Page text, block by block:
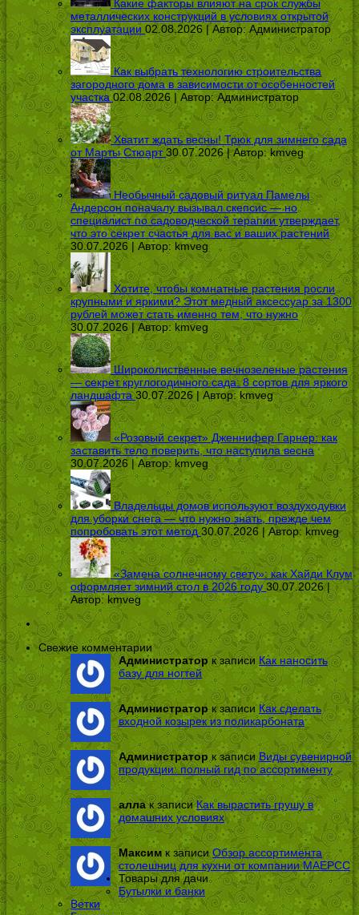
Какие факторы влияют на срок службы
металлических конструкций в условиях открытой
эксплуатации 02.08.2026 | Автор:Администратор
Как выбрать технологию строительства
загородного дома в зависимости от особенностей
участка 02.08.2026 | Автор:Администратор
Хватит ждать весны! Трюк для зимнего сада
от Марты Стюарт 30.07.2026 | Автор:kmveg
Необычный садовый ритуал Памелы
Андерсон поначалу вызывал скепсис — но
специалист по садоводческой терапии утверждает,
что это секрет счастья для вас и ваших растений
30.07.2026 | Автор: kmveg
Хотите, чтобы комнатные растения росли
крупными и яркими? Этот медный аксессуар за 1300
рублей может стать именно тем, что нужно
30.07.2026 | Автор: kmveg
Широколиственные вечнозеленые растения
— секрет круглогодичного сада: 8 сортов для яркого
ландшафта 30.07.2026 | Автор:kmveg
«Розовый секрет» Дженнифер Гарнер: как
заставить тело поверить, что наступила весна
30.07.2026 | Автор: kmveg
Владельцы домов используют воздуходувки
для уборки снега — что нужно знать, прежде чем
попробовать этот метод 30.07.2026 | Автор:kmveg
«Замена солнечному свету»: как Хайди Клум
оформляет зимний стол в 2026 году 30.07.2026 |
Автор: kmveg
Свежие комментарии
Администраторк записи Как наносить
базу для ногтей
Администраторк записи Как сделать
входной козырек из поликарбоната
Администраторк записиВиды сувенирной
продукции: полный гид по ассортименту
аллак записиКак вырастить грушу в
домашних условиях
Максимк записи Обзор ассортимента
столешниц для кухни от компании МАЕРСС
Товары для дачи
Бутылки и банки
Ветки